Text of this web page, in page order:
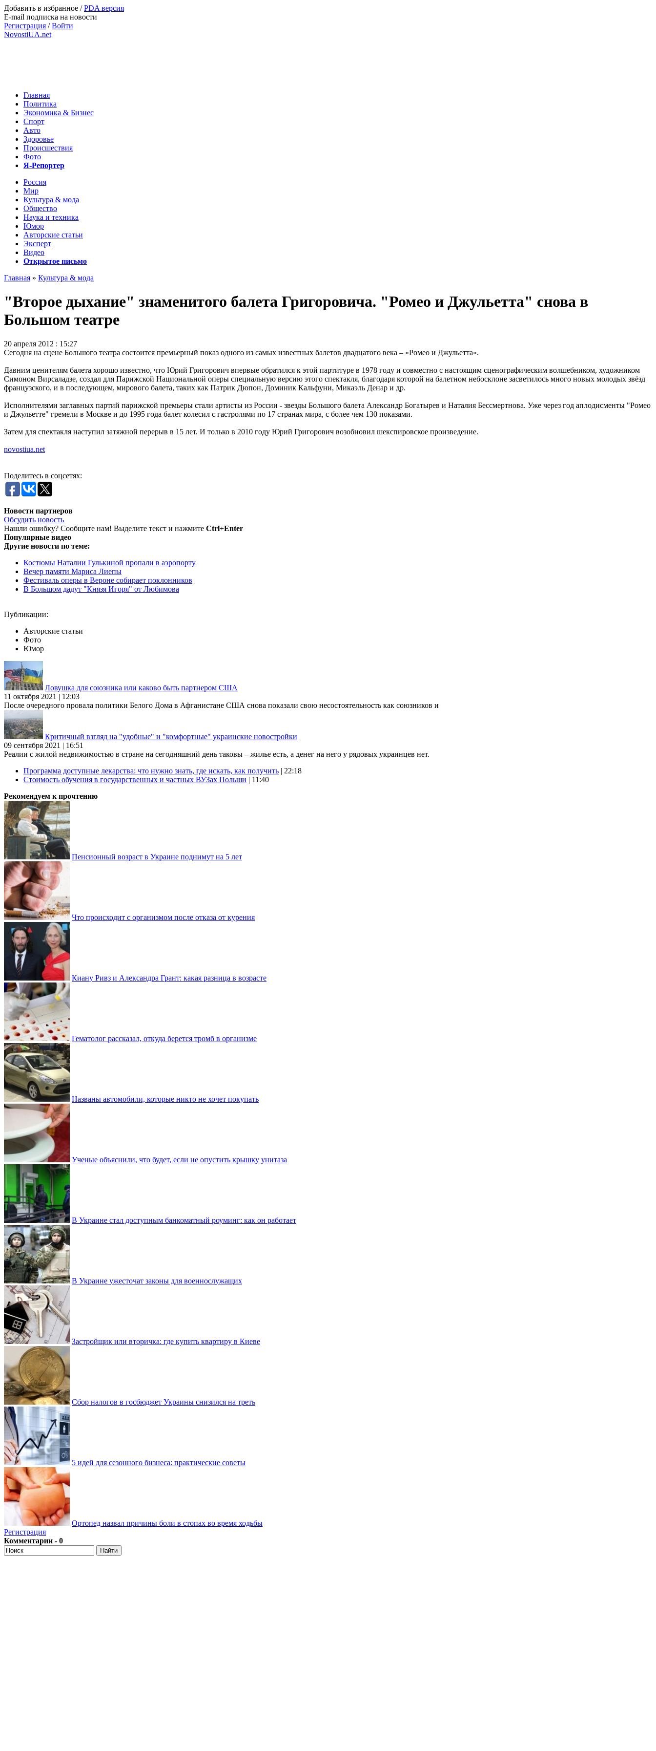
Добавить в избранное /PDA версия
E-mail подписка на новости
Регистрация /Войти
NovostiUA.net
Главная
Политика
Экономика & Бизнес
Спорт
Авто
Здоровье
Происшествия
Фото
Я-Репортер
Россия
Мир
Культура & мода
Общество
Наука и техника
Юмор
Авторские статьи
Эксперт
Видео
Открытое письмо
Главная » Культура & мода
"Второе дыхание" знаменитого балета Григоровича. "Ромео и Джульетта" снова в
Большом театре
20 апреля 2012 : 15:27
Сегодня на сцене Большого театра состоится премьерный показ одного из самых известных балетов двадцатого века – «Ромео и Джульетта».
Давним ценителям балета хорошо известно, что Юрий Григорович впервые обратился к этой партитуре в 1978 году и совместно с настоящим сценографическим волшебником, художником
Симоном Вирсаладзе, создал для Парижской Национальной оперы специальную версию этого спектакля, благодаря которой на балетном небосклоне засветилось много новых молодых звёзд
французского, и в последующем, мирового балета, таких как Патрик Дюпон, Доминик Кальфуни, Микаэль Денар и др.
Исполнителями заглавных партий парижской премьеры стали артисты из России - звезды Большого балета Александр Богатырев и Наталия Бессмертнова. Уже через год аплодисменты "Ромео
и Джульетте" гремели в Москве и до 1995 года балет колесил с гастролями по 17 странах мира, с более чем 130 показами.
Затем для спектакля наступил затяжной перерыв в 15 лет. И только в 2010 году Юрий Григорович возобновил шекспировское произведение.
novostiua.net
Поделитесь в соцсетях:
Новости партнеров
Обсудить новость
Нашли ошибку? Сообщите нам! Выделите текст и нажмите Ctrl+Enter
Популярные видео
Другие новости по теме:
Костюмы Наталии Гулькиной пропали в аэропорту
Вечер памяти Мариса Лиепы
Фестиваль оперы в Вероне собирает поклонников
В Большом дадут "Князя Игоря" от Любимова
Публикации:
Авторские статьи
Фото
Юмор
Ловушка для союзника или каково быть партнером США
11 октября 2021 | 12:03
После очередного провала политики Белого Дома в Афганистане США снова показали свою несостоятельность как союзников и
Критичный взгляд на "удобные" и "комфортные" украинские новостройки
09 сентября 2021 | 16:51
Реалии с жилой недвижимостью в стране на сегодняшний день таковы – жилье есть, а денег на него у рядовых украинцев нет.
Программа доступные лекарства: что нужно знать, где искать, как получить | 22:18
Стоимость обучения в государственных и частных ВУЗах Польши | 11:40
Рекомендуем к прочтению
Пенсионный возраст в Украине поднимут на 5 лет
Что происходит с организмом после отказа от курения
Киану Ривз и Александра Грант: какая разница в возрасте
Гематолог рассказал, откуда берется тромб в организме
Названы автомобили, которые никто не хочет покупать
Ученые объяснили, что будет, если не опустить крышку унитаза
В Украине стал доступным банкоматный роуминг: как он работает
В Украине ужесточат законы для военнослужащих
Застройщик или вторичка: где купить квартиру в Киеве
Сбор налогов в госбюджет Украины снизился на треть
5 идей для сезонного бизнеса: практические советы
Ортопед назвал причины боли в стопах во время ходьбы
Регистрация
Комментарии - 0